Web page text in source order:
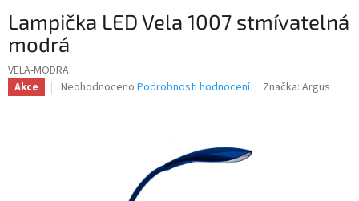
Lampička LED Vela 1007 stmívatelná
modrá
VELA-MODRA
Akce
Průměrné
Neohodnoceno Podrobnosti hodnocení Značka:Argus